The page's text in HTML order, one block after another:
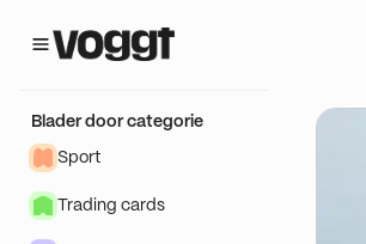
Blader door categorie
Sport
Trading cards